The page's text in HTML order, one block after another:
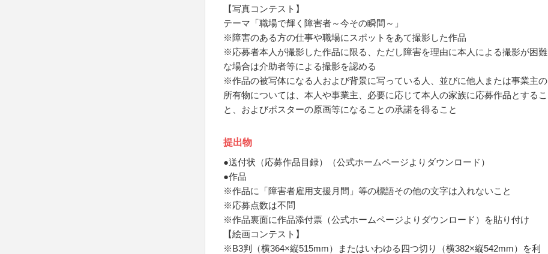
【写真コンテスト】
テーマ「職場で輝く障害者～今その瞬間～」
※障害のある方の仕事や職場にスポットをあて撮影した作品
※応募者本人が撮影した作品に限る、ただし障害を理由に本人による撮影が困難
な場合は介助者等による撮影を認める
※作品の被写体になる人および背景に写っている人、並びに他人または事業主の
所有物については、本人や事業主、必要に応じて本人の家族に応募作品とするこ
と、およびポスターの原画等になることの承諾を得ること
提出物
●送付状（応募作品目録）（公式ホームページよりダウンロード）
●作品
※作品に「障害者雇用支援月間」等の標語その他の文字は入れないこと
※応募点数は不問
※作品裏面に作品添付票（公式ホームページよりダウンロード）を貼り付け
【絵画コンテスト】
※B3判（横364×縦515mm）またはいわゆる四つ切り（横382×縦542mm）を利